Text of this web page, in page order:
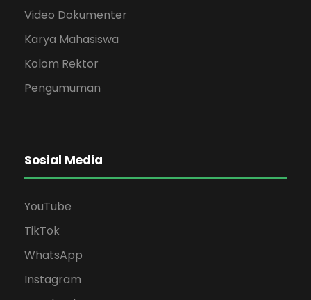
Video Dokumenter
Karya Mahasiswa
Kolom Rektor
Pengumuman
Sosial Media
YouTube
TikTok
WhatsApp
Instagram